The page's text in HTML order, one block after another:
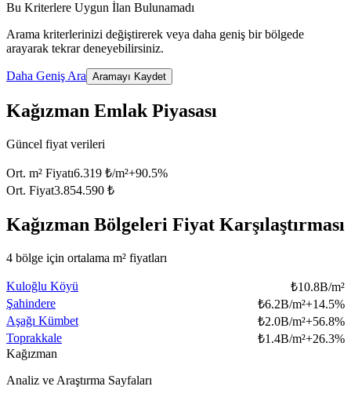
Bu Kriterlere Uygun İlan Bulunamadı
Arama kriterlerinizi değiştirerek veya daha geniş bir bölgede
arayarak tekrar deneyebilirsiniz.
Daha Geniş Ara Aramayı Kaydet
Kağızman Emlak Piyasası
Güncel fiyat verileri
Ort. m² Fiyatı6.319 ₺/m²+90.5%
Ort. Fiyat3.854.590 ₺
Kağızman Bölgeleri Fiyat Karşılaştırması
4 bölge için ortalama m² fiyatları
Kuloğlu Köyü ₺10.8B/m²
Şahindere
₺6.2B/m²+14.5%
Aşağı Kümbet
₺2.0B/m²+56.8%
Toprakkale
₺1.4B/m²+26.3%
Kağızman
Analiz ve Araştırma Sayfaları